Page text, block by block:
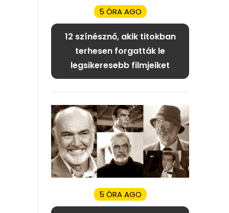
5 ÓRA AGO
12 színésznő, akik titokban
terhesen forgatták le
legsikeresebb filmjeiket
5 ÓRA AGO